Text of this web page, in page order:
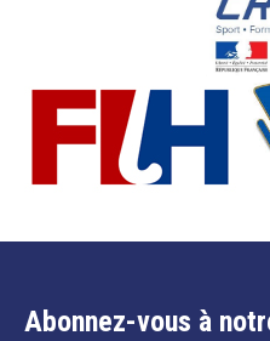
Abonnez-vous à